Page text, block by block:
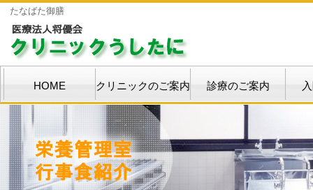
たなばた御膳
HOME クリニックのご案内 診療のご案内